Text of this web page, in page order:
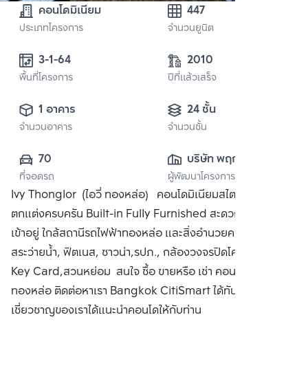
คอนโดมิเนียม
ประเภทโครงการ
447
จำนวนยูนิต
พื้นที่โครงการ
2010
ปีที่แล้วเสร็จ
1 อาคาร
จำนวนอาคาร
24 ชั้น
จำนวนชั้น
70
ที่จอดรถ
บริษัท พฤกษา เรียล
เอสเตท จำกัด
(มหาชน)
ผู้พัฒนาโครงการ
Ivy Thonglor (ไอวี่ ทองหล่อ) คอนโดมิเนียมสไตล์ Art Deco
ตกแต่งครบครัน Built-in Fully Furnished สะดวกสบายพร้อม
เข้าอยู่ ใกล้สถานีรถไฟฟ้าทองหล่อ และสิ่งอำนวยความสะดวก
สระว่ายน้ำ, ฟิตเนส, ซาวน่า,รปภ., กล้องวงจรปิดโครงการ, ประตู
Key Card,สวนหย่อม สนใจ ซื้อ ขายหรือ เช่า คอนโด ไอวี่
ทองหล่อ ติดต่อหาเรา Bangkok CitiSmart ได้ทันที เพื่อให้ผู้
เชี่ยวชาญของเราได้แนะนำคอนโดให้กับท่าน